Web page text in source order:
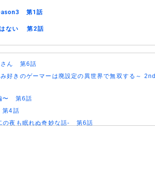
第1話
はない 第2話
さん 第6話
好きのゲーマーは廃設定の異世界で無双する～ 2nd
〜 第6話
4話
の夜も眠れぬ奇妙な話- 第6話